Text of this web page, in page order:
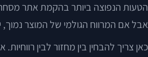
אבל אם המרווח הגולמי של המוצר
כאן צריך להבחין בין מחזור לבין